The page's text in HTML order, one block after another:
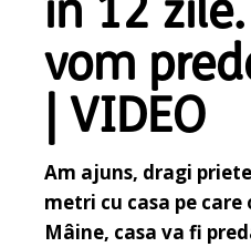
în 12
vom
| VIDEO
Am ajuns, dragi
metri cu casa pe
Mâine, casa va fi